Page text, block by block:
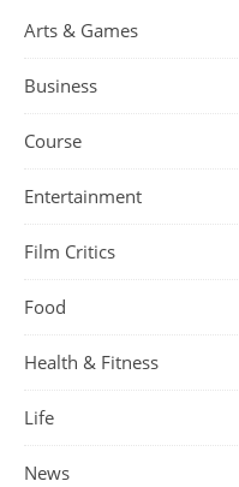
Arts & Games
Business
Course
Entertainment
Film Critics
Food
Health & Fitness
Life
News